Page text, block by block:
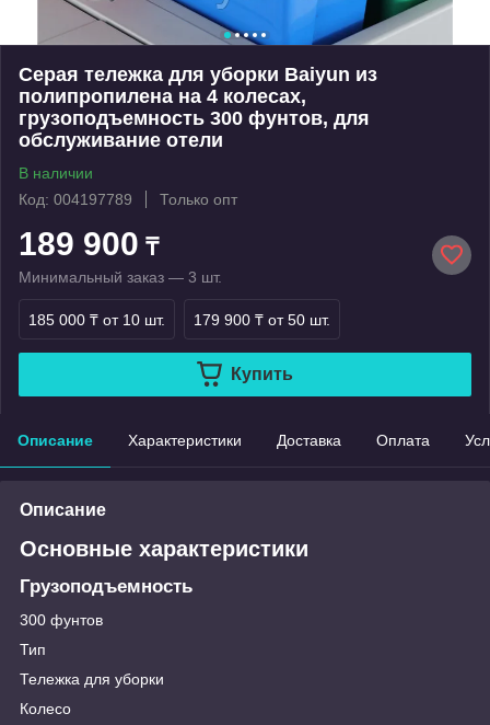
Серая тележка для уборки Baiyun из
полипропилена на 4 колесах,
грузоподъемность 300 фунтов, для
обслуживание отели
В наличии
Код: 004197789
Только опт
189 900 ₸
Минимальный заказ — 3 шт.
185 000 ₸ от 10 шт. 179 900 ₸ от 50 шт.
Купить
Описание Характеристики Доставка Оплата
Описание
Основные характеристики
Грузоподъемность
300 фунтов
Тип
Тележка для уборки
Колесо